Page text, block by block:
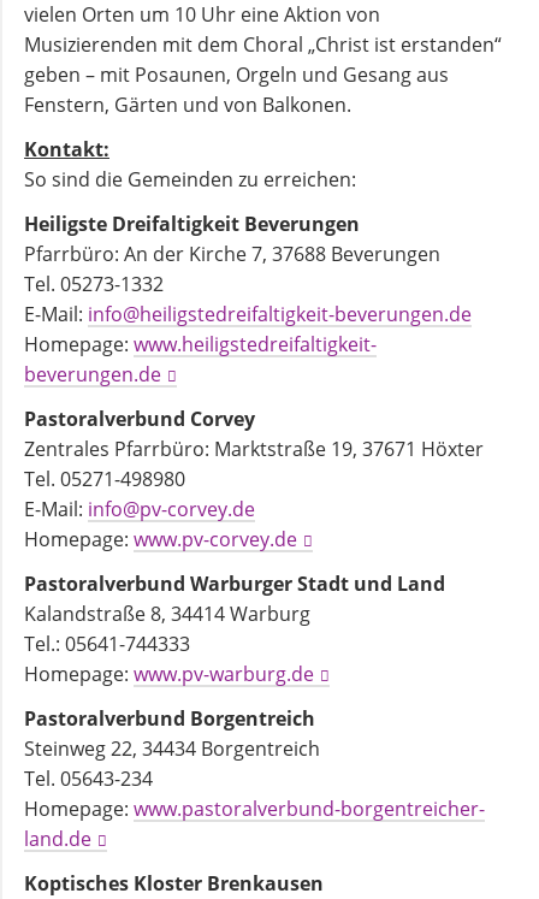
vielen Orten um 10 Uhr eine Aktion von
Musizierenden mit dem Choral „Christ ist erstanden“
geben – mit Posaunen, Orgeln und Gesang aus
Fenstern, Gärten und von Balkonen.
Kontakt:
So sind die Gemeinden zu erreichen:
Heiligste Dreifaltigkeit Beverungen
Pfarrbüro: An der Kirche 7, 37688 Beverungen
Tel. 05273-1332
E-Mail: info@heiligstedreifaltigkeit-beverungen.de
Homepage: www.heiligstedreifaltigkeit-
beverungen.de
Pastoralverbund Corvey
Zentrales Pfarrbüro: Marktstraße 19, 37671 Höxter
Tel. 05271-498980
E-Mail: info@pv-corvey.de
Homepage: www.pv-corvey.de
Pastoralverbund Warburger Stadt und Land
Kalandstraße 8, 34414 Warburg
Tel.: 05641-744333
Homepage: www.pv-warburg.de
Pastoralverbund Borgentreich
Steinweg 22, 34434 Borgentreich
Tel. 05643-234
Homepage: www.pastoralverbund-borgentreicher-
land.de
Koptisches Kloster Brenkausen